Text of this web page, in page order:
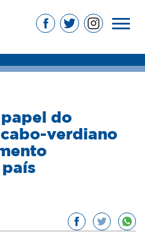
papel do
verdiano